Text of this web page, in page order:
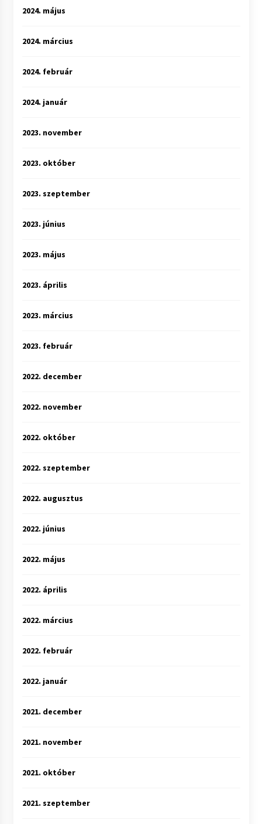
2024. május
2024. március
2024. február
2024. január
2023. november
2023. október
2023. szeptember
2023. június
2023. május
2023. április
2023. március
2023. február
2022. december
2022. november
2022. október
2022. szeptember
2022. augusztus
2022. június
2022. május
2022. április
2022. március
2022. február
2022. január
2021. december
2021. november
2021. október
2021. szeptember